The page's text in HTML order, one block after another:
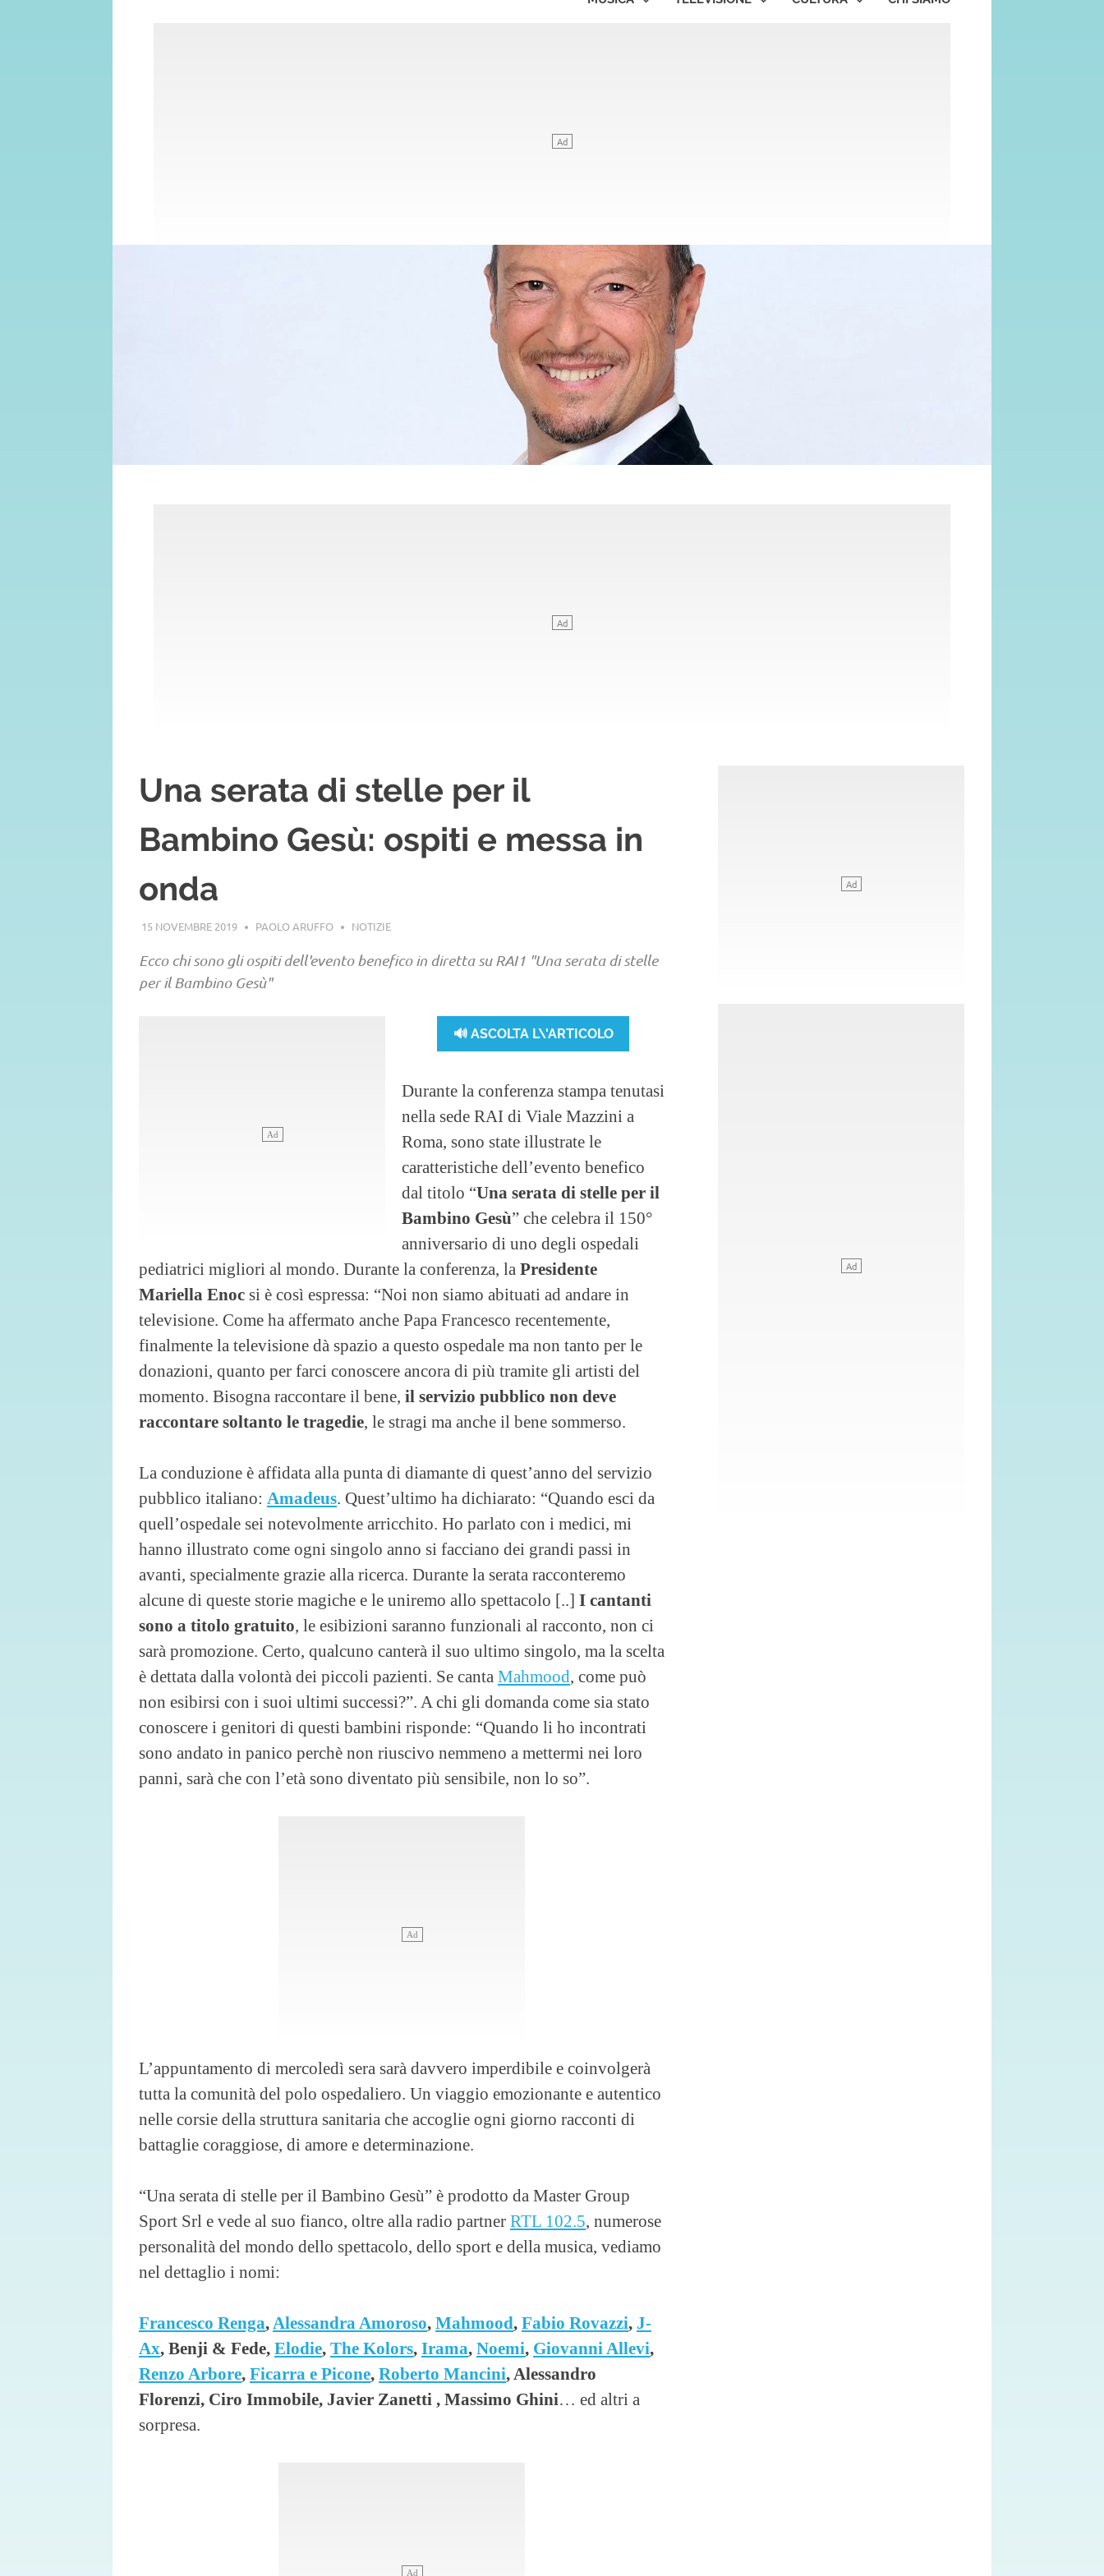
Una serata di stelle per il
Bambino Gesù: ospiti e messa in
onda
15 NOVEMBRE 2019 PAOLO ARUFFO NOTIZIE
Ecco chi sono gli ospiti dell'evento benefico in diretta su RAI1 "Una serata di stelle
per il Bambino Gesù"
🔊 ASCOLTA L\'ARTICOLO
Durante la conferenza stampa tenutasi
nella sede RAI di Viale Mazzini a
Roma, sono state illustrate le
caratteristiche dell’evento benefico
dal titolo “Una serata di stelle per il
Bambino Gesù” che celebra il 150°
anniversario di uno degli ospedali
pediatrici migliori al mondo. Durante la conferenza, la Presidente
Mariella Enoc si è così espressa: “Noi non siamo abituati ad andare in
televisione. Come ha affermato anche Papa Francesco recentemente,
finalmente la televisione dà spazio a questo ospedale ma non tanto per le
donazioni, quanto per farci conoscere ancora di più tramite gli artisti del
momento. Bisogna raccontare il bene, il servizio pubblico non deve
raccontare soltanto le tragedie , le stragi ma anche il bene sommerso.
La conduzione è affidata alla punta di diamante di quest’anno del servizio
pubblico italiano: Amadeus. Quest’ultimo ha dichiarato: “Quando esci da
quell’ospedale sei notevolmente arricchito. Ho parlato con i medici, mi
hanno illustrato come ogni singolo anno si facciano dei grandi passi in
avanti, specialmente grazie alla ricerca. Durante la serata racconteremo
alcune di queste storie magiche e le uniremo allo spettacolo [..] I cantanti
sono a titolo gratuito, le esibizioni saranno funzionali al racconto, non ci
sarà promozione. Certo, qualcuno canterà il suo ultimo singolo, ma la scelta
è dettata dalla volontà dei piccoli pazienti. Se canta Mahmood, come può
non esibirsi con i suoi ultimi successi?”. A chi gli domanda come sia stato
conoscere i genitori di questi bambini risponde: “Quando li ho incontrati
sono andato in panico perchè non riuscivo nemmeno a mettermi nei loro
panni, sarà che con l’età sono diventato più sensibile, non lo so”.
L’appuntamento di mercoledì sera sarà davvero imperdibile e coinvolgerà
tutta la comunità del polo ospedaliero. Un viaggio emozionante e autentico
nelle corsie della struttura sanitaria che accoglie ogni giorno racconti di
battaglie coraggiose, di amore e determinazione.
“Una serata di stelle per il Bambino Gesù” è prodotto da Master Group
Sport Srl e vede al suo fianco, oltre alla radio partner RTL 102.5, numerose
personalità del mondo dello spettacolo, dello sport e della musica, vediamo
nel dettaglio i nomi:
Francesco Renga, Alessandra Amoroso, Mahmood, Fabio Rovazzi, J-
Ax, Benji & Fede, Elodie, The Kolors, Irama, Noemi, Giovanni Allevi,
Renzo Arbore, Ficarra e Picone, Roberto Mancini, Alessandro
Florenzi, Ciro Immobile, Javier Zanetti , Massimo Ghini… ed altri a
sorpresa.